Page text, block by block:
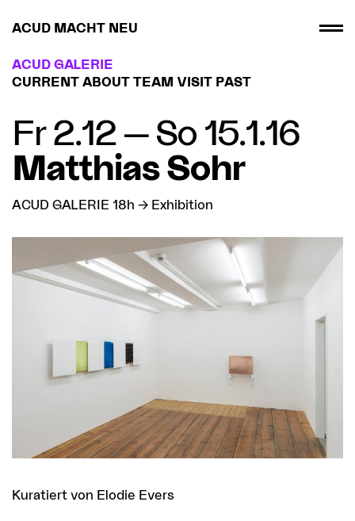
ACUD MACHT NEU
ACUD GALERIE
CURRENT ABOUT TEAM VISIT PAST
Fr 2.12 — So 15.1.16
Matthias Sohr
ACUD GALERIE 18h → Exhibition
Kuratiert von Elodie Evers